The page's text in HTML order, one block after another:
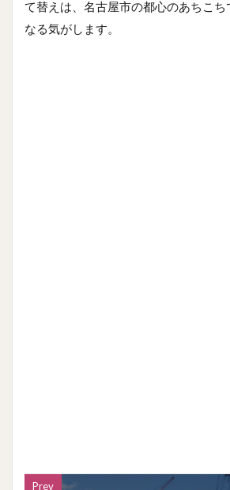
て替えは、名古屋市の都心のあちこち
なる気がします。
Prev